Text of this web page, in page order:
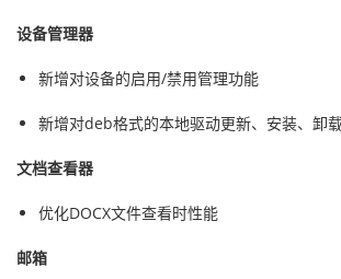
设备管理器
新增对设备的启用/禁用管理功能
新增对deb格式的本地驱动更新、安装、卸
文档查看器
优化DOCX文件查看时性能
邮箱